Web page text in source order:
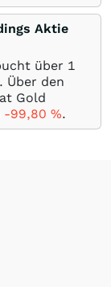
Aktie
über 1
. Über den
Gold
-99,80 %.